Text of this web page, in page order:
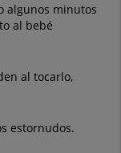
algunos minutos
al bebé
al tocarlo,
estornudos.